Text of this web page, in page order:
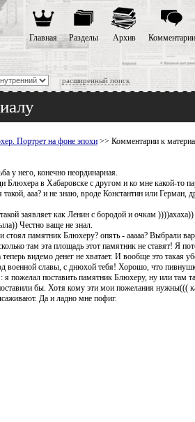
расширенный поиск
Главная Разделы Архив Комментарии
Портрет на фоне эпохи >> Комментарии к
у него, конечно неординарная.
в Хабаровске с другом и ко мне какой-то
ааа? и не знаю, вроде Константин или
заявляет как Ленин с бородой и очкам
Честно ваще не знал.
памятник Блюхеру? опять - ааааа? Выбрали
там эта площадь этот памятник не ставят! Я
видемо денег не хватает. И вообще это такая
военной славы, с днюхой тебя! Хорошо, что
пожелал поставить памятник Блюхеру, ну или там
бы. Хотя кому эти мои пожелания нужны(((
Да и ладно мне пофиг.